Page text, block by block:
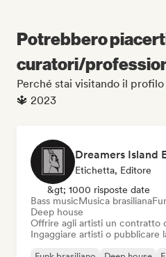
Potrebbero
curatori/
Perché stai visitando il
🔱 2023
Dreamers Island
Etichetta, Editore
&gt; 1000 risposte date
Bass musicMusica brasiliana
Deep house
Offrire agli artisti un contratto
Ingaggiare artisti o pubblicare